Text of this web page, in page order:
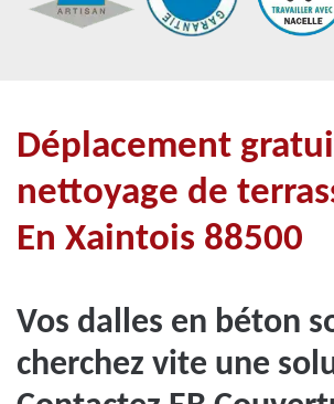
Déplacement
nettoyage de
En Xaintois 88500
Vos dalles en béton
cherchez vite une